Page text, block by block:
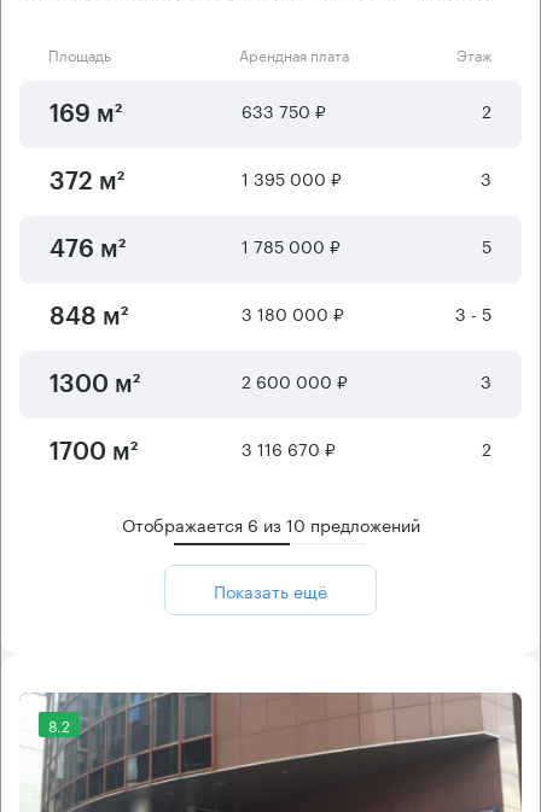
Площадь Арендная плата Этаж
169 м² 633 750 ₽ 2
372 м² 1 395 000 ₽ 3
476 м² 1 785 000 ₽ 5
848 м² 3 180 000 ₽ 3 - 5
1300 м² 2 600 000 ₽ 3
1700 м² 3 116 670 ₽ 2
Отображается 6 из10 предложений
Показать ещё
8.2